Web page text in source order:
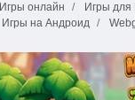
Игры онлайн Игры для
Игры на Андроид